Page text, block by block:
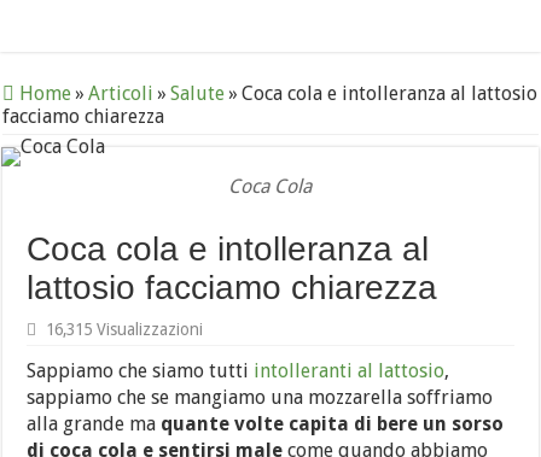
Home» Articoli » Salute» Coca cola e intolleranza al lattosio
facciamo chiarezza
Coca Cola
Coca cola e intolleranza al
lattosio facciamo chiarezza
16,315 Visualizzazioni
Sappiamo che siamo tutti intolleranti al lattosio,
sappiamo che se mangiamo una mozzarella soffriamo
alla grande ma quante volte capita di bere un sorso
di coca cola e sentirsi male come quando abbiamo